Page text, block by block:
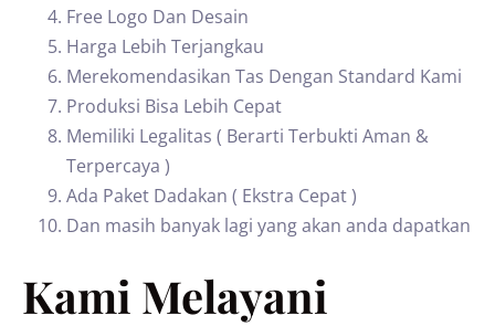
Free Logo Dan Desain
Harga Lebih Terjangkau
Merekomendasikan Tas Dengan Standard Kami
Produksi Bisa Lebih Cepat
Memiliki Legalitas ( Berarti Terbukti Aman &
Terpercaya )
Ada Paket Dadakan ( Ekstra Cepat )
Dan masih banyak lagi yang akan anda dapatkan
Kami Melayani